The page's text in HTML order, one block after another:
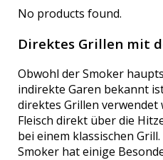
No products found.
Direktes Grillen mit
Obwohl der Smoker
indirekte Garen bekannt
direktes Grillen verwendet
Fleisch direkt über die
bei einem klassischen
Smoker hat einige